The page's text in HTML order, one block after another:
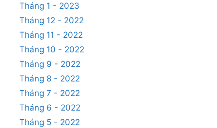
Tháng 1 - 2023
Tháng 12 - 2022
Tháng 11 - 2022
Tháng 10 - 2022
Tháng 9 - 2022
Tháng 8 - 2022
Tháng 7 - 2022
Tháng 6 - 2022
Tháng 5 - 2022